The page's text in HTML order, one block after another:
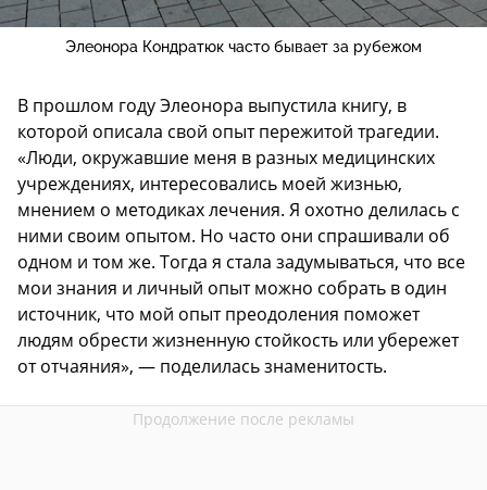
Элеонора Кондратюк часто бывает за рубежом
В прошлом году Элеонора выпустила книгу, в
которой описала свой опыт пережитой трагедии.
«Люди, окружавшие меня в разных медицинских
учреждениях, интересовались моей жизнью,
мнением о методиках лечения. Я охотно делилась с
ними своим опытом. Но часто они спрашивали об
одном и том же. Тогда я стала задумываться, что все
мои знания и личный опыт можно собрать в один
источник, что мой опыт преодоления поможет
людям обрести жизненную стойкость или убережет
от отчаяния», — поделилась знаменитость.